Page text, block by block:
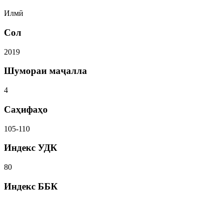
Илмӣ
Сол
2019
Шумораи маҷалла
4
Саҳифаҳо
105-110
Индекс УДК
80
Индекс ББК